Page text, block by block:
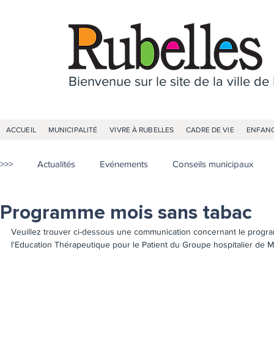
Bienvenue sur le site de la ville de
ACCUEIL MUNICIPALITÉ VIVRE À RUBELLES CADRE DE VIE
>>> Actualités Evénements Conseils municipaux
Programme mois sans tabac
Veuillez trouver ci-dessous une communication concernant le
l'Education Thérapeutique pour le Patient du Groupe hospitalier de